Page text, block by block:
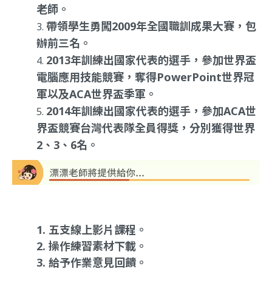
老師。
帶領學生勇闖2009年全國職訓成果大賽，包
辦前三名。
2013年訓練出國家代表的選手，參加世界盃
電腦應用技能競賽，奪得PowerPoint世界冠
軍以及ACA世界盃季軍。
2014年訓練出國家代表的選手，參加ACA世
界盃競賽台灣代表隊全員得獎，分別獲得世界
2、3、6名。
五支線上影片課程。
操作練習素材下載。
給予作業意見回饋。